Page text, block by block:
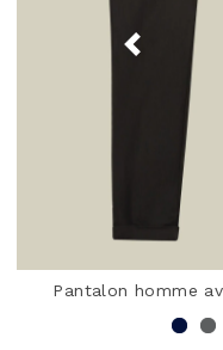
Pantalon homme